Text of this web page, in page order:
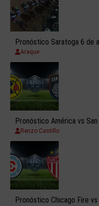
Pronóstico Saratoga 6 de
Araque
Pronóstico América vs
Renzo Castillo
Pronóstico Chicago Fire